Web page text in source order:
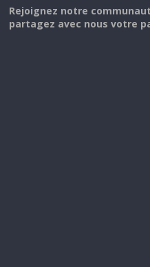
Rejoignez notre
partagez avec nous votre